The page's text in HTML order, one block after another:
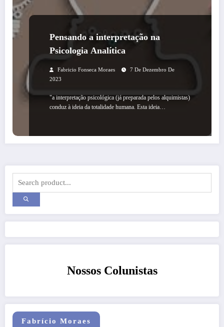
Pensando a interpretação na
Psicologia Analítica
Fabricio Fonseca Moraes
7 De Dezembro De
2023
"a interpretação psicológica (já preparada pelos alquimistas)
conduz à ideia da totalidade humana. Esta ideia…
Nossos Colunistas
Fabrício Moraes